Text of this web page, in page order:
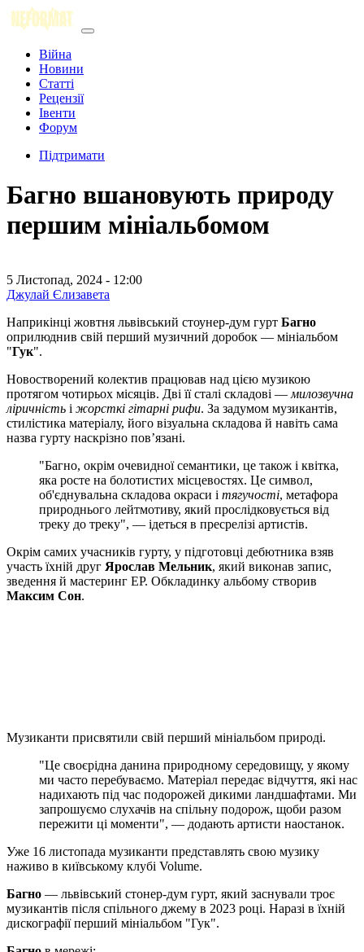
Війна
Новини
Статті
Рецензії
Івенти
Форум
Підтримати
Багно вшановують природу
першим мініальбомом
5 Листопад, 2024 - 12:00
Джулай Єлизавета
Наприкінці жовтня львівський стоунер-дум гурт Багно
оприлюднив свій перший музичний доробок — мініальбом
"Гук".
Новостворений колектив працював над цією музикою
протягом чотирьох місяців. Дві її сталі складові — милозвучна
ліричність і жорсткі гітарні рифи. За задумом музикантів,
стилістика матеріалу, його візуальна складова й навіть сама
назва гурту наскрізно повʼязані.
"Багно, окрім очевидної семантики, це також і квітка,
яка росте на болотистих місцевостях. Це символ,
об'єднувальна складова окраси і тягучості, метафора
природнього лейтмотиву, який прослідковується від
треку до треку", — ідеться в пресрелізі артистів.
Окрім самих учасників гурту, у підготовці дебютника взяв
участь їхній друг Ярослав Мельник, який виконав запис,
зведення й мастеринг EP. Обкладинку альбому створив
Максим Сон.
Музиканти присвятили свій перший мініальбом природі.
"Це своєрідна данина природному середовищу, у якому
ми часто перебуваємо. Матеріал передає відчуття, які нас
надихають під час подорожей дикими ландшафтами. Ми
запрошуємо слухачів на спільну подорож, щоби разом
пережити ці моменти", — додають артисти наостанок.
Уже 16 листопада музиканти представлять свою музику
наживо в київському клубі Volume.
Багно — львівський стонер-дум гурт, який заснували троє
музикантів після спільного джему в 2023 році. Наразі в їхній
дискографії перший мініальбом "Гук".